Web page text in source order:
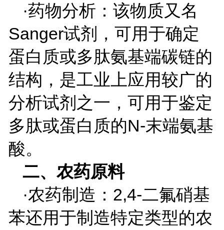
·药物分析：该物质又名
Sanger试剂，可用于确定
蛋白质或多肽氨基端碳链的
结构，是工业上应用较广的
分析试剂之一，可用于鉴定
多肽或蛋白质的N-末端氨基
酸。
二、农药原料
·农药制造： 2,4-二氟硝基
苯还用于制造特定类型的农